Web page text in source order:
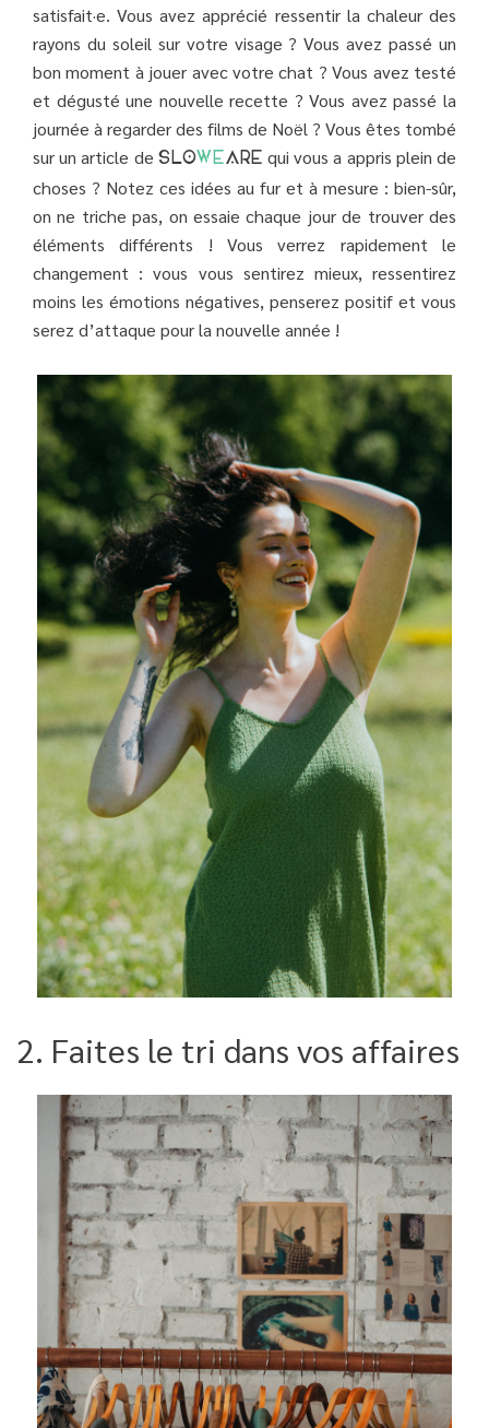
satisfait·e. Vous avez apprécié ressentir la chaleur des
rayons du soleil sur votre visage ? Vous avez passé un
bon moment à jouer avec votre chat ? Vous avez testé
et dégusté une nouvelle recette ? Vous avez passé la
journée à regarder des films de Noël ? Vous êtes tombé
sur un article de SLOWEARE qui vous a appris plein de
choses ? Notez ces idées au fur et à mesure : bien-sûr,
on ne triche pas, on essaie chaque jour de trouver des
éléments différents ! Vous verrez rapidement le
changement : vous vous sentirez mieux, ressentirez
moins les émotions négatives, penserez positif et vous
serez d’attaque pour la nouvelle année !
2. Faites le tri dans vos affaires